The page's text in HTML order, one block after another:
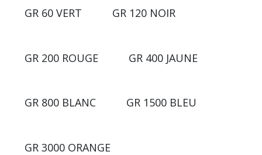
GR 60 VERT GR 120 NOIR
GR 200 ROUGE GR 400 JAUNE
GR 800 BLANC GR 1500 BLEU
GR 3000 ORANGE